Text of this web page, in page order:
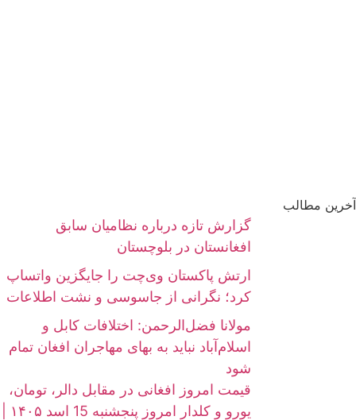
آخرین مطالب
گزارش تازه درباره نظامیان سابق
افغانستان در بلوچستان
ارتش پاکستان وی‌چت را جایگزین واتساپ
کرد؛ نگرانی از جاسوسی و نشت اطلاعات
مولانا فضل‌الرحمن: اختلافات کابل و
اسلام‌آباد نباید به بهای مهاجران افغان تمام
شود
قیمت امروز افغانی در مقابل دالر، تومان،